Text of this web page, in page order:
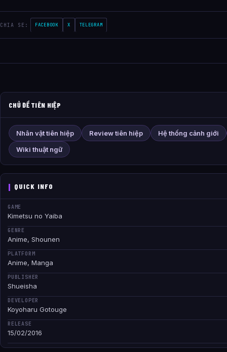
CHIA SE: FACEBOOK X TELEGRAM
CHỦ ĐỀ TIÊN HIỆP
Nhân vật tiên hiệp Review tiên hiệp
Hệ thống cảnh giới
Wiki thuật ngữ
QUICK INFO
GAME
Kimetsu no Yaiba
GENRE
Anime, Shounen
PLATFORM
Anime, Manga
PUBLISHER
Shueisha
DEVELOPER
Koyoharu Gotouge
RELEASE
15/02/2016